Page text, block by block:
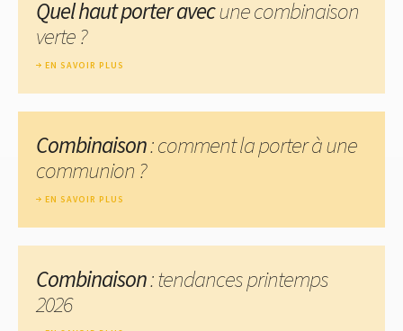
Quel haut porter avecune combinaison
verte ?
EN SAVOIR PLUS
Combinaison: comment la porter à une
communion ?
EN SAVOIR PLUS
Combinaison: tendances printemps
2026